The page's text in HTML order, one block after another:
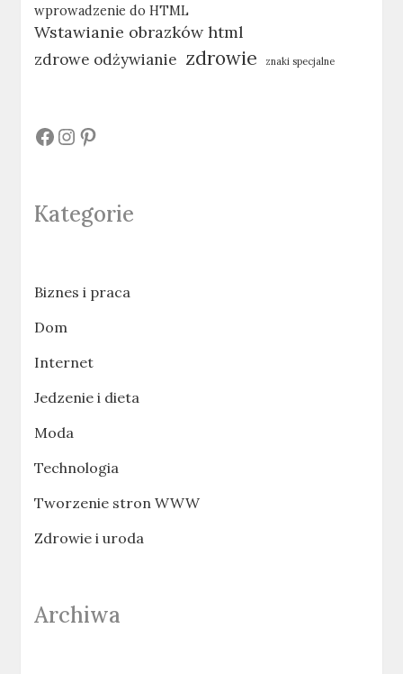
wprowadzenie do HTML
Wstawianie obrazków html
zdrowe odżywianie zdrowie znaki specjalne
# # #
Kategorie
Biznes i praca
Dom
Internet
Jedzenie i dieta
Moda
Technologia
Tworzenie stron WWW
Zdrowie i uroda
Archiwa